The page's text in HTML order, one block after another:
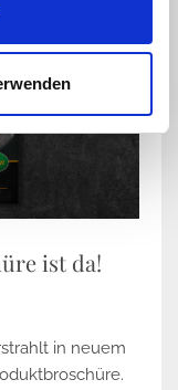
ist da!
in neuem